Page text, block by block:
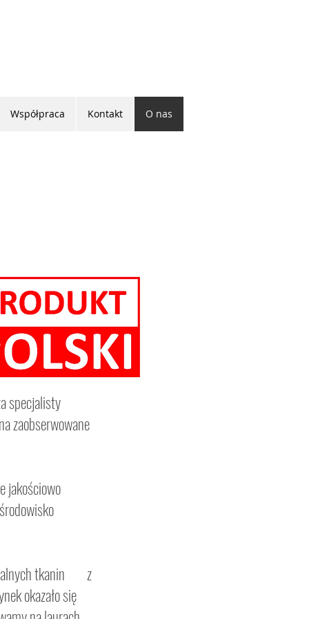
Współpraca Kontakt O nas
specjalisty
zaobserwowane
jakościowo
tkanin z
okazało się